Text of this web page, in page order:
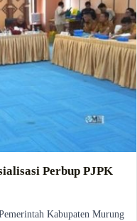
Perbup PJPK
Kabupaten Murung